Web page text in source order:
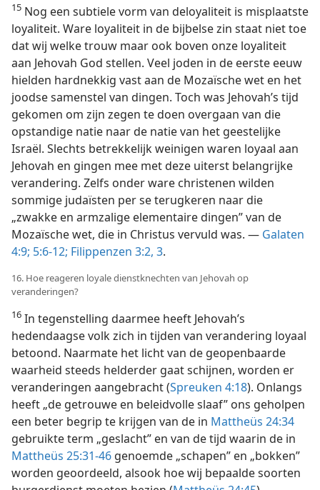
15 Nog een subtiele vorm van deloyaliteit is misplaatste
loyaliteit. Ware loyaliteit in de bijbelse zin staat niet toe
dat wij welke trouw maar ook boven onze loyaliteit
aan Jehovah God stellen. Veel joden in de eerste eeuw
hielden hardnekkig vast aan de Mozaïsche wet en het
joodse samenstel van dingen. Toch was Jehovah’s tijd
gekomen om zijn zegen te doen overgaan van die
opstandige natie naar de natie van het geestelijke
Israël. Slechts betrekkelijk weinigen waren loyaal aan
Jehovah en gingen mee met deze uiterst belangrijke
verandering. Zelfs onder ware christenen wilden
sommige judaïsten per se terugkeren naar die
„zwakke en armzalige elementaire dingen” van de
Mozaïsche wet, die in Christus vervuld was. — Galaten
4:9; 5:6-12; Filippenzen 3:2, 3.
16. Hoe reageren loyale dienstknechten van Jehovah op
veranderingen?
16 In tegenstelling daarmee heeft Jehovah’s
hedendaagse volk zich in tijden van verandering loyaal
betoond. Naarmate het licht van de geopenbaarde
waarheid steeds helderder gaat schijnen, worden er
veranderingen aangebracht (Spreuken 4:18). Onlangs
heeft „de getrouwe en beleidvolle slaaf” ons geholpen
een beter begrip te krijgen van de in Mattheüs 24:34
gebruikte term „geslacht” en van de tijd waarin de in
Mattheüs 25:31-46 genoemde „schapen” en „bokken”
worden geoordeeld, alsook hoe wij bepaalde soorten